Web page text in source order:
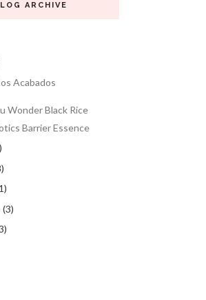
ARCHIVE
Acabados
Wonder Black Rice
Barrier Essence
(3)